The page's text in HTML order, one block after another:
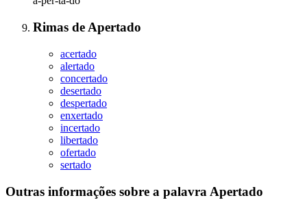
Rimas de Apertado
acertado
alertado
concertado
desertado
despertado
enxertado
incertado
libertado
ofertado
sertado
Outras informações sobre a palavra Apertado